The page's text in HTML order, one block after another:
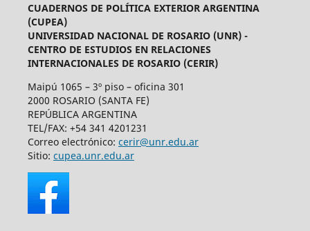
CUADERNOS DE POLÍTICA EXTERIOR ARGENTINA
(CUPEA)
UNIVERSIDAD NACIONAL DE ROSARIO (UNR) -
CENTRO DE ESTUDIOS EN RELACIONES
INTERNACIONALES DE ROSARIO (CERIR)
Maipú 1065 – 3º piso – oficina 301
2000 ROSARIO (SANTA FE)
REPÚBLICA ARGENTINA
TEL/FAX: +54 341 4201231
Correo electrónico: cerir@unr.edu.ar
Sitio: cupea.unr.edu.ar